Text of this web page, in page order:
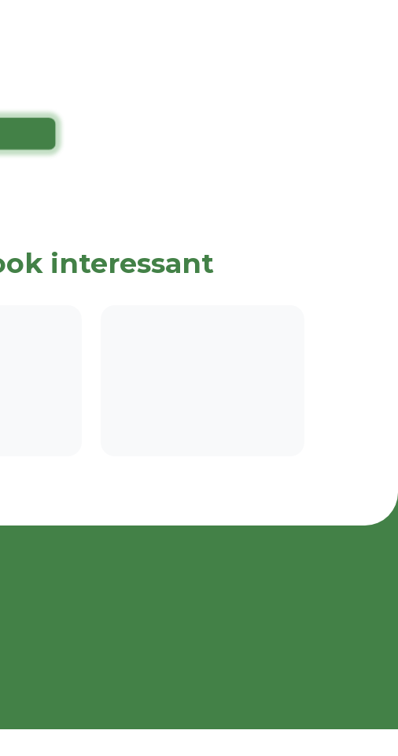
interessant